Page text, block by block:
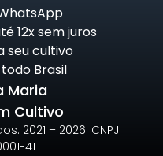
12x sem juros
seu cultivo
Brasil
Maria
Cultivo
2021 – 2026. CNPJ:
41